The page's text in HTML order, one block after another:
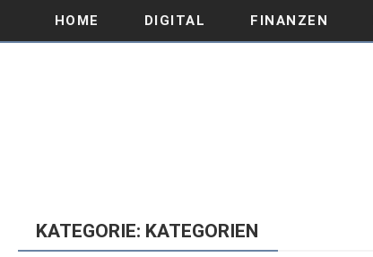
HOME DIGITAL FINANZEN
KATEGORIE: KATEGORIEN